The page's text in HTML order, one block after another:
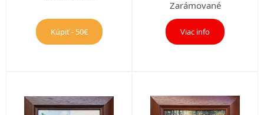
Kúpiť - 50€
Zarámované
Viac info